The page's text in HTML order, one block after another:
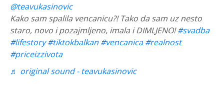
@teavukasinovic
Kako sam spalila vencanicu?! Tako da sam uz nesto
staro, novo i pozajmljeno, imala i DIMLJENO!#svadba
#lifestory #tiktokbalkan #vencanica #realnost
#priceizzivota
♬ original sound - teavukasinovic